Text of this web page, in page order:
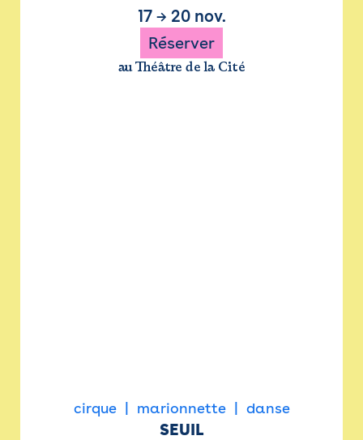
17→ 20 nov.
Réserver
au Théâtre de la Cité
cirque marionnette danse
SEUIL